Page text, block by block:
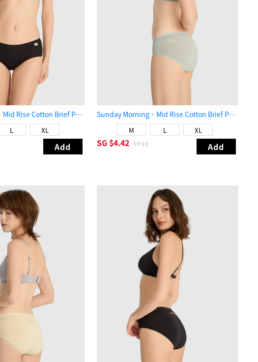
Sunday Morning．Mid Rise Cotton Brief Panty（Black）
L XL
Add
Sunday Morning．Mid Rise Cotton Brief Panty（Mineral Gray）
M L XL
SG $4.42 $7.11 Add